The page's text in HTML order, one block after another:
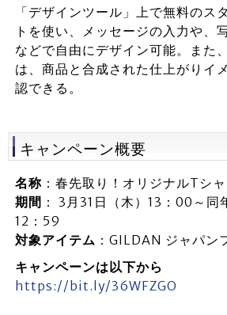
「デザインツール」上で無料のス
トを使い、メッセージの入力や、
などで自由にデザイン可能。また
は、商品と合成された仕上がりイ
認できる。
キャンペーン概要
名称：春先取り！オリジナルTシ
期間 ： 3月31日（木）13：00～同
12：59
対象アイテム ：GILDAN ジャパン
キャンペーンは以下から
https://bit.ly/36WFZGO